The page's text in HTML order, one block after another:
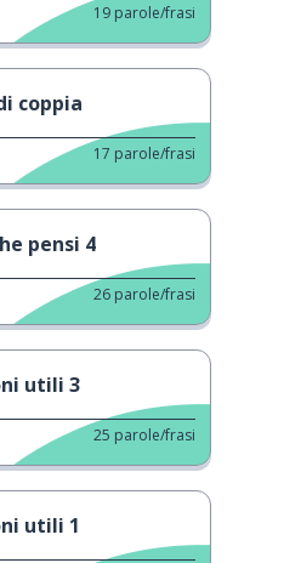
19 parole/frasi
coppia
17 parole/frasi
pensi 4
26 parole/frasi
utili 3
25 parole/frasi
utili 1